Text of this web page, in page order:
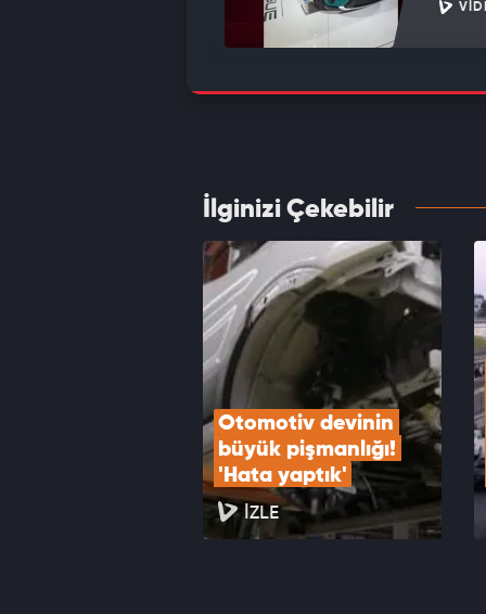
İlginizi Çekebilir
Otomotiv devinin
büyük pişmanlığı!
'Hata yaptık'
İZLE